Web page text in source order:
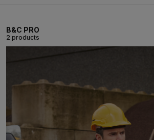
B&C PRO
2 products